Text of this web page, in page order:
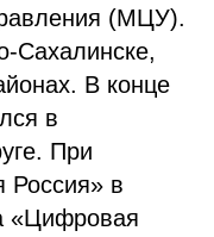
(МЦУ).
Сахалинске,
В конце
в
При
Россия» в
«Цифровая